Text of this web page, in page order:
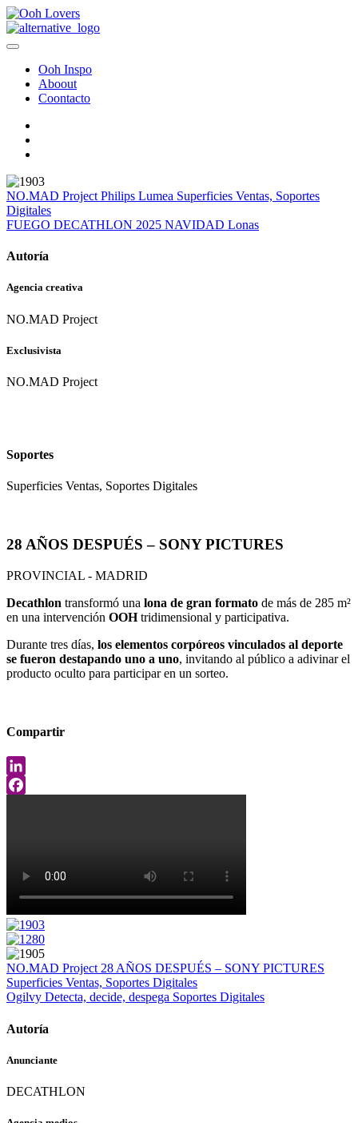
Ooh Inspo
Aboout
Coontacto
NO.MAD Project Philips Lumea Superficies Ventas, Soportes
Digitales
FUEGO DECATHLON 2025 NAVIDAD Lonas
Autoría
Agencia creativa
NO.MAD Project
Exclusivista
NO.MAD Project
Soportes
Superficies Ventas, Soportes Digitales
28 AÑOS DESPUÉS – SONY PICTURES
PROVINCIAL - MADRID
Decathlon transformó una lona de gran formato de más de 285 m²
en una intervención OOHtridimensional y participativa.
Durante tres días, los elementos corpóreos vinculados al deporte
se fueron destapando uno a uno, invitando al público a adivinar el
producto oculto para participar en un sorteo.
Compartir
LinkedIn
NO.MAD Project 28 AÑOS DESPUÉS – SONY PICTURES
Superficies Ventas, Soportes Digitales
Ogilvy Detecta, decide, despega Soportes Digitales
Autoría
Anunciante
DECATHLON